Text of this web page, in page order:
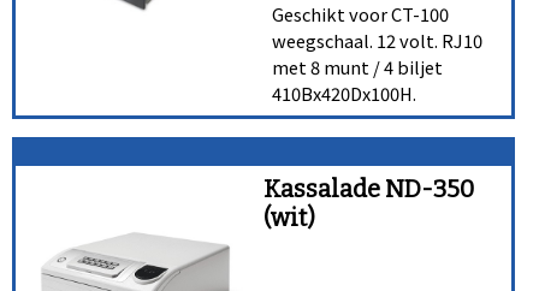
Geschikt voor CT-100
weegschaal. 12 volt. RJ10
met 8 munt / 4 biljet
410Bx420Dx100H.
Kassalade ND-350
(wit)